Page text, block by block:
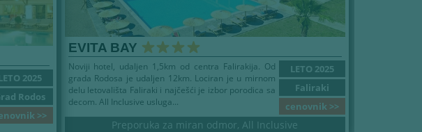
EVITA BAY
LETO 2025
Faliraki
cenovnik >>
Noviji hotel, udaljen 1,5km od centra Falirakija. Od
grada Rodosa je udaljen 12km. Lociran je u mirnom
delu letovališta Faliraki i najčešći je izbor porodica sa
decom. All Inclusive usluga...
Preporuka za miran odmor, All Inclusive
2025
Rodos
>>